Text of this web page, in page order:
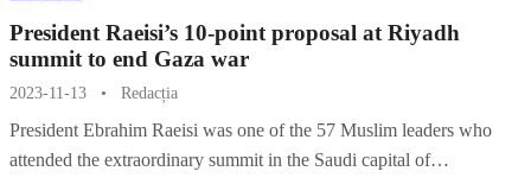
President Raeisi’s 10-point proposal at Riyadh
summit to end Gaza war
2023-11-13 • Redacția
President Ebrahim Raeisi was one of the 57 Muslim leaders who
attended the extraordinary summit in the Saudi capital of…